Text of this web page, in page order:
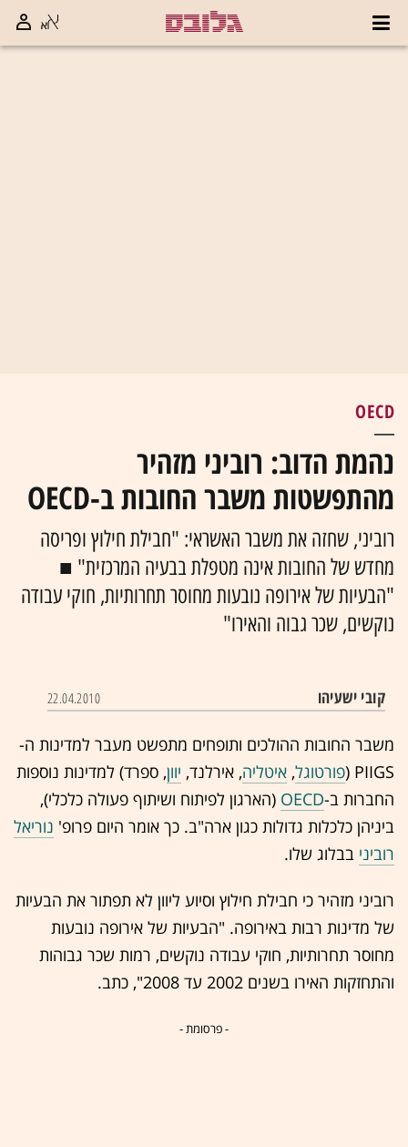
OECD
נהמת הדוב: רוביני מזהיר
מהתפשטות משבר החובות ב-OECD
רוביני, שחזה את משבר האשראי: "חבילת חילוץ ופריסה
מחדש של החובות אינה מטפלת בבעיה המרכזית" ■
"הבעיות של אירופה נובעות מחוסר תחרותיות, חוקי עבודה
נוקשים, שכר גבוה והאירו"
קובי ישעיהו 22.04.2010
משבר החובות ההולכים ותופחים מתפשט מעבר למדינות ה-
PIIGS ( פורטוגל, איטליה, אירלנד, יוון, ספרד) למדינות נוספות
החברות ב-OECD (הארגון לפיתוח ושיתוף פעולה כלכלי),
ביניהן כלכלות גדולות כגון ארה"ב. כך אומר היום פרופ' נוריאל
רוביני בבלוג שלו.
רוביני מזהיר כי חבילת חילוץ וסיוע ליוון לא תפתור את הבעיות
של מדינות רבות באירופה. "הבעיות של אירופה נובעות
מחוסר תחרותיות, חוקי עבודה נוקשים, רמות שכר גבוהות
והתחזקות האירו בשנים 2002 עד 2008", כתב.
- פרסומת -